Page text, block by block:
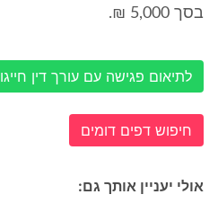
בסך 5,000 ₪.
לתיאום פגישה עם עורך דין חייגו 077-4008177
חיפוש דפים דומים
אולי יעניין אותך גם: